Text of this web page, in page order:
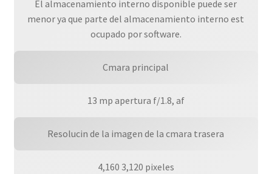
El almacenamiento interno disponible puede ser
menor ya que parte del almacenamiento interno est
ocupado por software.
Cmara principal
13 mp apertura f/1.8, af
Resolucin de la imagen de la cmara trasera
4,160 3,120 pixeles